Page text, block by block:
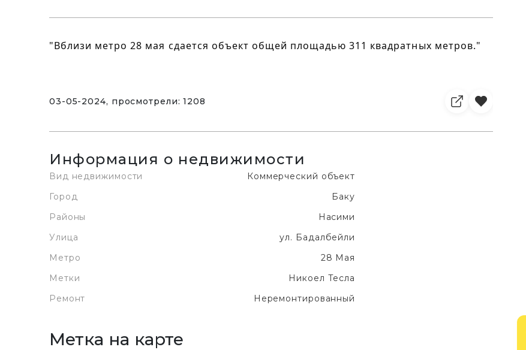
"Вблизи метро 28 мая сдается объект общей площадью 311 квадратных метров."
03-05-2024, просмотрели: 1208
Информация о недвижимости
Вид недвижимости
Коммерческий объект
Город
Баку
Районы
Насими
Улица
ул. Бадалбейли
Метро
28 Мая
Метки
Никоел Тесла
Ремонт
Неремонтированный
Метка на карте